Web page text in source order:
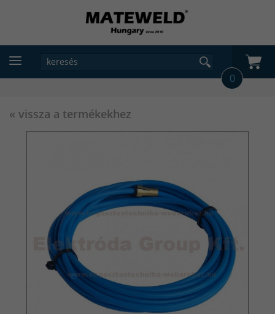
0
« vissza a termékekhez